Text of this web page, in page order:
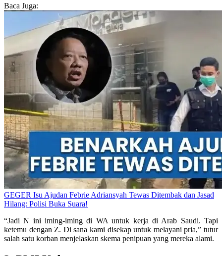
Baca Juga:
GEGER Isu Ajudan Febrie Adriansyah Tewas Ditembak dan Jasad
Hilang: Polisi Buka Suara!
“Jadi N ini iming-iming di WA untuk kerja di Arab Saudi. Tapi
ketemu dengan Z. Di sana kami disekap untuk melayani pria,” tutur
salah satu korban menjelaskan skema penipuan yang mereka alami.